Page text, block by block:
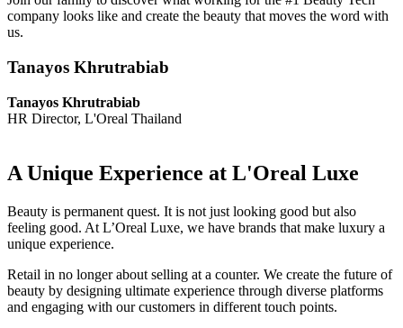
company looks like and create the beauty that moves the word with
us.
Tanayos Khrutrabiab
Tanayos Khrutrabiab
HR Director, L'Oreal Thailand
A Unique Experience at L'Oreal Luxe
Beauty is permanent quest. It is not just looking good but also
feeling good. At L’Oreal Luxe, we have brands that make luxury a
unique experience.
Retail in no longer about selling at a counter. We create the future of
beauty by designing ultimate experience through diverse platforms
and engaging with our customers in different touch points.